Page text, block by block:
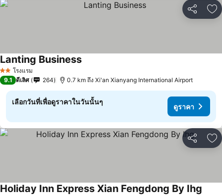
แชร์ เ
2 ดาวโรงแรม
Lanting Businessดูราคา
9.1 ดีเลิศ 264 0.7 km ถึง Xi'an Xianyang International Airport
เลือกวันที่เพื่อดูราคาในวันนั้นๆ
ดูราคา
แชร์ เ
Holiday Inn Express Xian Fengdong By Ihg